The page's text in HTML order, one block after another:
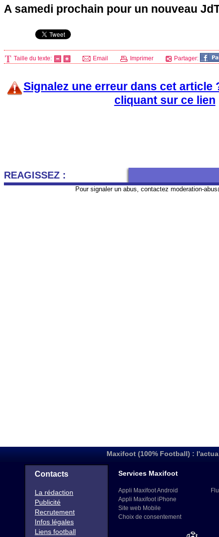
A samedi prochain pour un nouveau
Taille du texte: Email Imprimer Partager:
Signalez une erreur dans cet article
cliquant sur ce lien
REAGISSEZ :
Pour signaler un abus, contactez moderation-
Maxifoot (100% Football) :
Contacts
La rédaction
Publicité
Recrutement
Infos légales
Liens football
Services Maxifoot
Appli Maxifoot Android
Appli Maxifoot iPhone
Site web Mobile
Choix de consentement